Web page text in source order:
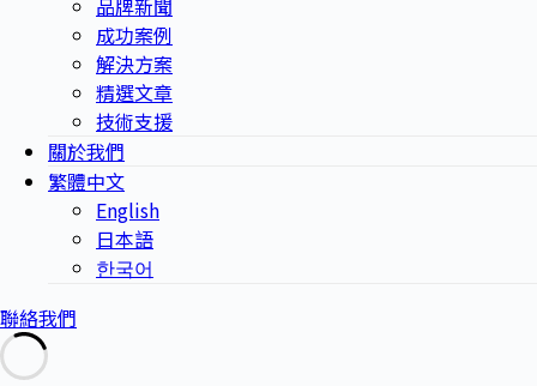
品牌新聞
成功案例
解決方案
精選文章
技術支援
關於我們
繁體中文
English
日本語
한국어
聯絡我們